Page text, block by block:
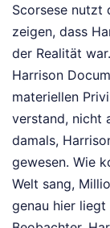
Scorsese nutzt
zeigen, dass
der Realität
Harrison
materiellen
verstand, nicht
damals,
gewesen. Wie
Welt sang,
genau hier